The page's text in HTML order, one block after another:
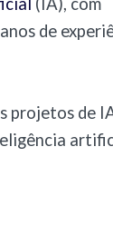
de
projetos de